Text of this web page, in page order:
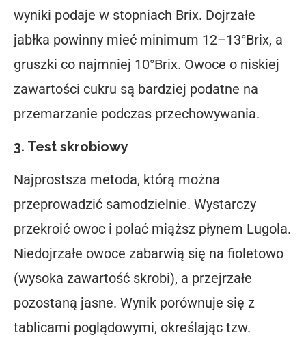
wyniki podaje w stopniach Brix. Dojrzałe
jabłka powinny mieć minimum 12–13°Brix, a
gruszki co najmniej 10°Brix. Owoce o niskiej
zawartości cukru są bardziej podatne na
przemarzanie podczas przechowywania.
3. Test skrobiowy
Najprostsza metoda, którą można
przeprowadzić samodzielnie. Wystarczy
przekroić owoc i polać miąższ płynem Lugola.
Niedojrzałe owoce zabarwią się na fioletowo
(wysoka zawartość skrobi), a przejrzałe
pozostaną jasne. Wynik porównuje się z
tablicami poglądowymi, określając tzw.